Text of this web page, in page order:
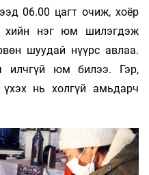
06.00 цагт очиж, хоёр
хийн нэг юм шилэгдэж
шуудай нүүрс авлаа.
илчгүй юм билээ. Гэр,
нь холгүй амьдарч